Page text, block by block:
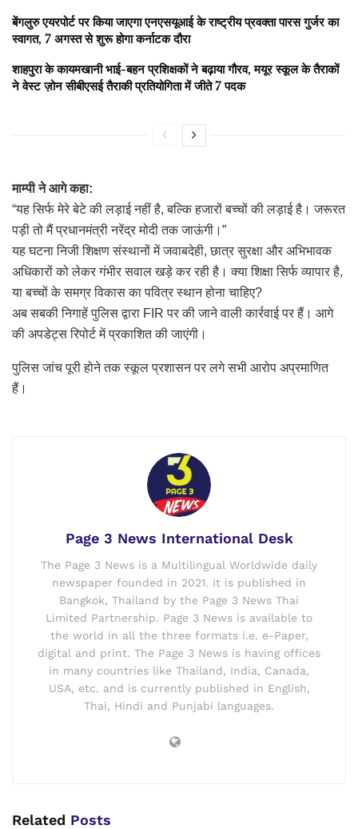
बेंगलुरु एयरपोर्ट पर किया जाएगा एनएसयूआई के राष्ट्रीय प्रवक्ता पारस गुर्जर का
स्वागत, 7 अगस्त से शुरू होगा कर्नाटक दौरा
शाहपुरा के कायमखानी भाई-बहन प्रशिक्षकों ने बढ़ाया गौरव, मयूर स्कूल के तैराकों
ने वेस्ट ज़ोन सीबीएसई तैराकी प्रतियोगिता में जीते 7 पदक
माम्पी ने आगे कहा:
“यह सिर्फ मेरे बेटे की लड़ाई नहीं है, बल्कि हजारों बच्चों की लड़ाई है। जरूरत
पड़ी तो मैं प्रधानमंत्री नरेंद्र मोदी तक जाऊंगी।”
यह घटना निजी शिक्षण संस्थानों में जवाबदेही, छात्र सुरक्षा और अभिभावक
अधिकारों को लेकर गंभीर सवाल खड़े कर रही है। क्या शिक्षा सिर्फ व्यापार है,
या बच्चों के समग्र विकास का पवित्र स्थान होना चाहिए?
अब सबकी निगाहें पुलिस द्वारा FIR पर की जाने वाली कार्रवाई पर हैं। आगे
की अपडेट्स रिपोर्ट में प्रकाशित की जाएंगी।
पुलिस जांच पूरी होने तक स्कूल प्रशासन पर लगे सभी आरोप अप्रमाणित
हैं।
Page 3 News International Desk
The Page 3 News is a Multilingual Worldwide daily
newspaper founded in 2021. It is published in
Bangkok, Thailand by the Page 3 News Thai
Limited Partnership. Page 3 News is available to
the world in all the three formats i.e. e-Paper,
digital and print. The Page 3 News is having offices
in many countries like Thailand, India, Canada,
USA, etc. and is currently published in English,
Thai, Hindi and Punjabi languages.
Related Posts